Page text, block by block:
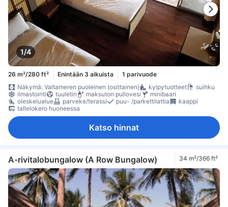
1/4
26 m²/280 ft² Enintään 3 aikuista
1 parivuode
Näkymä: Valtameren puoleinen (osittainen)
kylpytuotteet
suihku
ilmastointi
tuuletin maksuton pullovesi
minibaari
oleskelualue
parveke/terassi puu- /parkettilattia
kaappi
tallelokero huoneessa
Katso hinnat
A-rivitalobungalow (A Row Bungalow) 34 m²/366 ft²